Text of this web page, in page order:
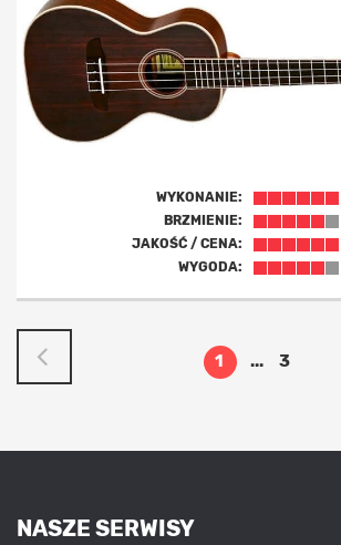
WYKONANIE:
BRZMIENIE:
JAKOŚĆ / CENA:
WYGODA:
1 ... 3
NASZE SERWISY